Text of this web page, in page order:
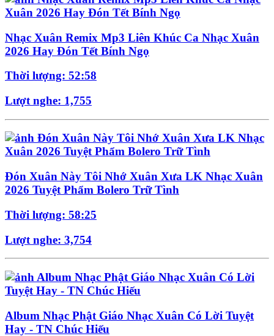
Nhạc Xuân Remix Mp3 Liên Khúc Ca Nhạc Xuân
2026 Hay Đón Tết Bính Ngọ
Thời lượng: 52:58
Lượt nghe: 1,755
Đón Xuân Này Tôi Nhớ Xuân Xưa LK Nhạc Xuân
2026 Tuyệt Phẩm Bolero Trữ Tình
Thời lượng: 58:25
Lượt nghe: 3,754
Album Nhạc Phật Giáo Nhạc Xuân Có Lời Tuyệt
Hay - TN Chúc Hiếu